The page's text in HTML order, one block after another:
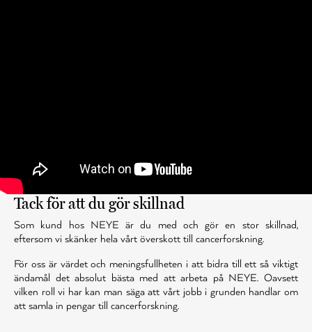
Tack för att du gör skillnad
Som kund hos NEYE är du med och gör en stor skillnad,
eftersom vi skänker hela vårt överskott till cancerforskning.
För oss är värdet och meningsfullheten i att bidra till ett så viktigt
ändamål det absolut bästa med att arbeta på NEYE. Oavsett
vilken roll vi har kan man säga att vårt jobb i grunden handlar om
att samla in pengar till cancerforskning.